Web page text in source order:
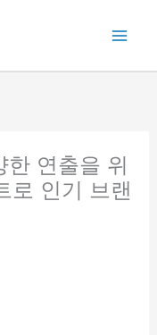
연출을 위
로 인기 브랜